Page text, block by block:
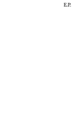
E.P.